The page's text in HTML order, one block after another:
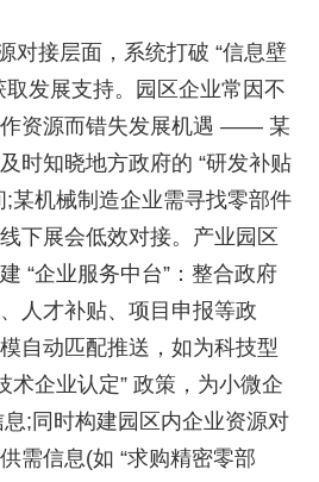
接层面，系统打破 “信息壁
取发展支持。园区企业常因不
资源而错失发展机遇 —— 某
时知晓地方政府的 “研发补贴
;某机械制造企业需寻找零部件
下展会低效对接。产业园区
“企业服务中台”：整合政府
人才补贴、项目申报等政
自动匹配推送，如为科技型
术企业认定” 政策，为小微企
息;同时构建园区内企业资源对
需信息(如 “求购精密零部